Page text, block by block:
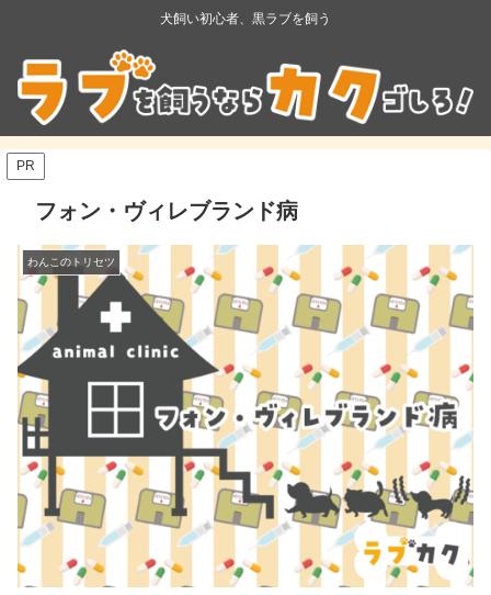
犬飼い初心者、黒ラブを飼う
PR
フォン・ヴィレブランド病
わんこのトリセツ